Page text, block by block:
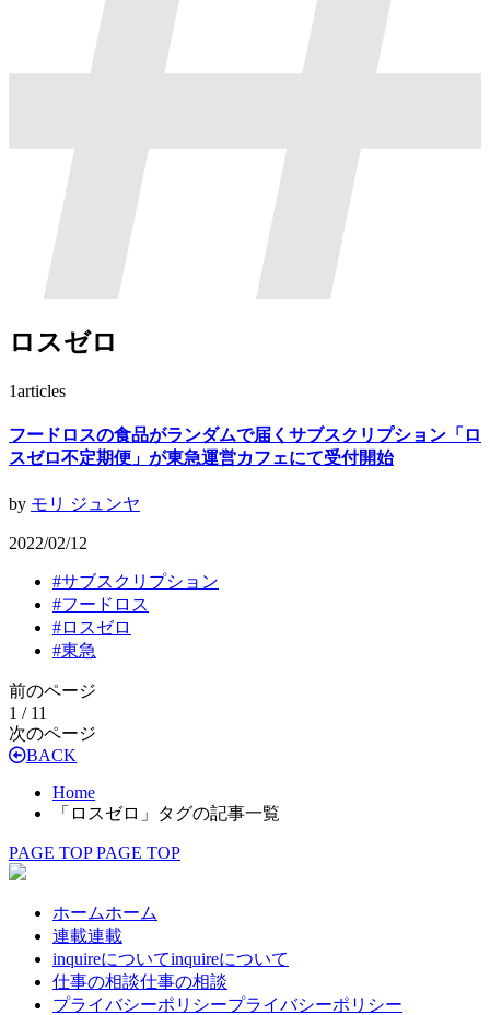
ロスゼロ
1articles
フードロスの食品がランダムで届くサブスクリプション「ロ
スゼロ不定期便」が東急運営カフェにて受付開始
by モリ ジュンヤ
2022/02/12
#サブスクリプション
#フードロス
#ロスゼロ
#東急
前のページ
1 / 11
次のページ
BACK
Home
「ロスゼロ」タグの記事一覧
PAGE TOP PAGE TOP
ホームホーム
連載連載
inquireについてinquireについて
仕事の相談仕事の相談
プライバシーポリシープライバシーポリシー